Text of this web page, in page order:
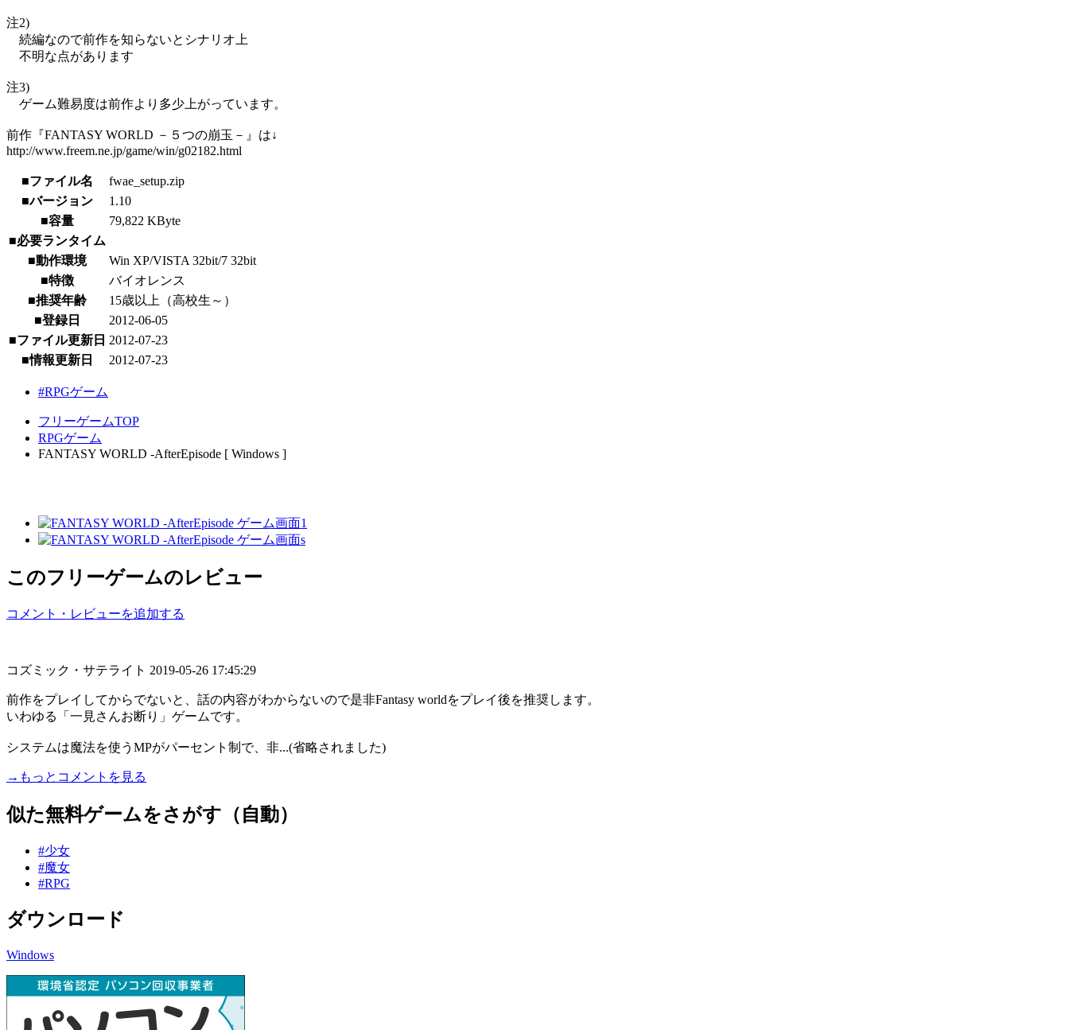
注2)
続編なので前作を知らないとシナリオ上
不明な点があります
注3)
ゲーム難易度は前作より多少上がっています。
前作『FANTASY WORLD －５つの崩玉－』は↓
http://www.freem.ne.jp/game/win/g02182.html
■ファイル名
fwae_setup.zip
■バージョン
1.10
■容量
79,822 KByte
■必要ランタイム
■動作環境
Win XP/VISTA 32bit/7 32bit
■特徴
バイオレンス
■推奨年齢
15歳以上（高校生～）
■登録日
2012-06-05
■ファイル更新日 2012-07-23
■情報更新日
2012-07-23
#RPGゲーム
フリーゲームTOP
RPGゲーム
FANTASY WORLD -AfterEpisode [ Windows ]
このフリーゲームのレビュー
コメント・レビューを追加する
コズミック・サテライト 2019-05-26 17:45:29
前作をプレイしてからでないと、話の内容がわからないので是非Fantasy worldをプレイ後を推奨します。
いわゆる「一見さんお断り」ゲームです。
システムは魔法を使うMPがパーセント制で、非...(省略されました)
→もっとコメントを見る
似た無料ゲームをさがす（自動）
#少女
#魔女
#RPG
ダウンロード
Windows